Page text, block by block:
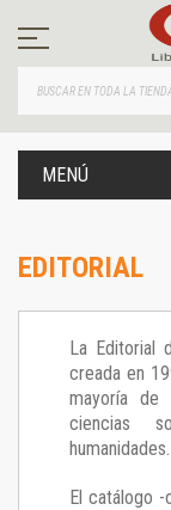
contenido
MENÚ
EDITORIAL
La Editorial
creada en
mayoría de
ciencias
humanidades.
El catálogo